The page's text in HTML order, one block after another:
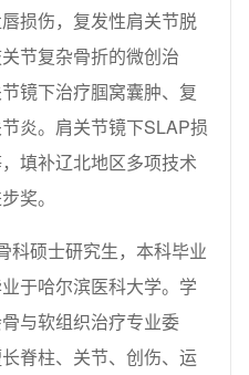
损伤，复发性肩关节脱
节复杂骨折的微创治
镜下治疗腘窝囊肿、复
炎。肩关节镜下SLAP损
填补辽北地区多项技术
奖。
科硕士研究生，本科毕业
于哈尔滨医科大学。学
与软组织治疗专业委
脊柱、关节、创伤、运